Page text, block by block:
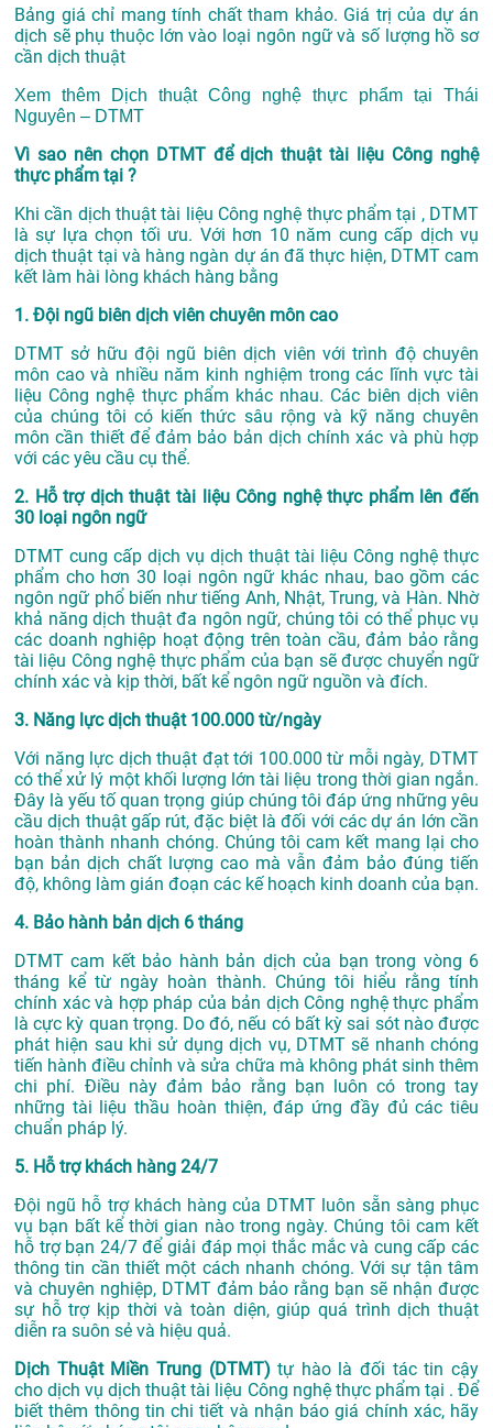
Bảng giá chỉ mang tính chất tham khảo. Giá trị của dự án
dịch sẽ phụ thuộc lớn vào loại ngôn ngữ và số lượng hồ sơ
cần dịch thuật
Xem thêm
Dịch thuật Công nghệ thực phẩm tại Thái
Nguyên – DTMT
Vì sao nên chọn DTMT để dịch thuật tài liệu Công nghệ
thực phẩm tại ?
Khi cần dịch thuật tài liệu Công nghệ thực phẩm tại , DTMT
là sự lựa chọn tối ưu. Với hơn 10 năm cung cấp dịch vụ
dịch thuật tại và hàng ngàn dự án đã thực hiện, DTMT cam
kết làm hài lòng khách hàng bằng
1. Đội ngũ biên dịch viên chuyên môn cao
DTMT sở hữu đội ngũ biên dịch viên với trình độ chuyên
môn cao và nhiều năm kinh nghiệm trong các lĩnh vực tài
liệu Công nghệ thực phẩm khác nhau. Các biên dịch viên
của chúng tôi có kiến thức sâu rộng và kỹ năng chuyên
môn cần thiết để đảm bảo bản dịch chính xác và phù hợp
với các yêu cầu cụ thể.
2. Hỗ trợ dịch thuật tài liệu Công nghệ thực phẩm lên đến
30 loại ngôn ngữ
DTMT cung cấp dịch vụ dịch thuật tài liệu Công nghệ thực
phẩm cho hơn 30 loại ngôn ngữ khác nhau, bao gồm các
ngôn ngữ phổ biến như tiếng Anh, Nhật, Trung, và Hàn. Nhờ
khả năng dịch thuật đa ngôn ngữ, chúng tôi có thể phục vụ
các doanh nghiệp hoạt động trên toàn cầu, đảm bảo rằng
tài liệu Công nghệ thực phẩm của bạn sẽ được chuyển ngữ
chính xác và kịp thời, bất kể ngôn ngữ nguồn và đích.
3. Năng lực dịch thuật 100.000 từ/ngày
Với năng lực dịch thuật đạt tới 100.000 từ mỗi ngày, DTMT
có thể xử lý một khối lượng lớn tài liệu trong thời gian ngắn.
Đây là yếu tố quan trọng giúp chúng tôi đáp ứng những yêu
cầu dịch thuật gấp rút, đặc biệt là đối với các dự án lớn cần
hoàn thành nhanh chóng. Chúng tôi cam kết mang lại cho
bạn bản dịch chất lượng cao mà vẫn đảm bảo đúng tiến
độ, không làm gián đoạn các kế hoạch kinh doanh của bạn.
4. Bảo hành bản dịch 6 tháng
DTMT cam kết bảo hành bản dịch của bạn trong vòng 6
tháng kể từ ngày hoàn thành. Chúng tôi hiểu rằng tính
chính xác và hợp pháp của bản dịch Công nghệ thực phẩm
là cực kỳ quan trọng. Do đó, nếu có bất kỳ sai sót nào được
phát hiện sau khi sử dụng dịch vụ, DTMT sẽ nhanh chóng
tiến hành điều chỉnh và sửa chữa mà không phát sinh thêm
chi phí. Điều này đảm bảo rằng bạn luôn có trong tay
những tài liệu thầu hoàn thiện, đáp ứng đầy đủ các tiêu
chuẩn pháp lý.
5. Hỗ trợ khách hàng 24/7
Đội ngũ hỗ trợ khách hàng của DTMT luôn sẵn sàng phục
vụ bạn bất kể thời gian nào trong ngày. Chúng tôi cam kết
hỗ trợ bạn 24/7 để giải đáp mọi thắc mắc và cung cấp các
thông tin cần thiết một cách nhanh chóng. Với sự tận tâm
và chuyên nghiệp, DTMT đảm bảo rằng bạn sẽ nhận được
sự hỗ trợ kịp thời và toàn diện, giúp quá trình dịch thuật
diễn ra suôn sẻ và hiệu quả.
Dịch Thuật Miền Trung (DTMT) tự hào là đối tác tin cậy
cho dịch vụ dịch thuật tài liệu Công nghệ thực phẩm tại . Để
biết thêm thông tin chi tiết và nhận báo giá chính xác, hãy